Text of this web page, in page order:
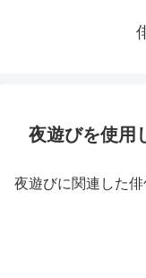
夜遊びを使用
夜遊びに関連した俳